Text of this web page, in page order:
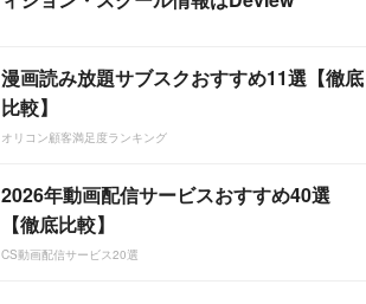
漫画読み放題サブスクおすすめ11選【徹底
比較】
オリコン顧客満足度ランキング
2026年動画配信サービスおすすめ40選
【徹底比較】
CS動画配信サービス20選